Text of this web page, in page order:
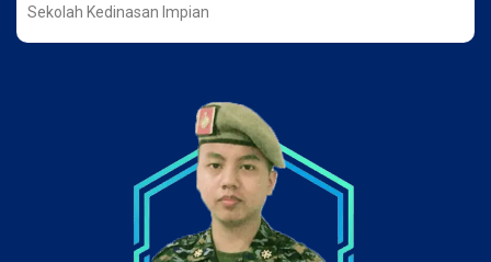
Sekolah Kedinasan Impian